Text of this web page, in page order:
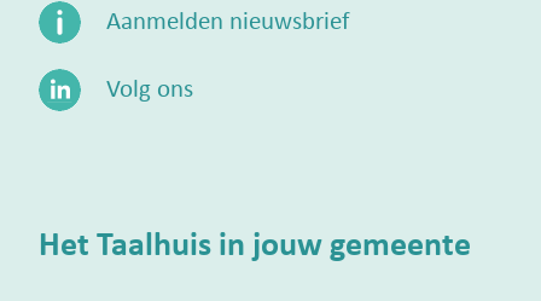
Aanmelden nieuwsbrief
Volg ons
Het Taalhuis in jouw gemeente